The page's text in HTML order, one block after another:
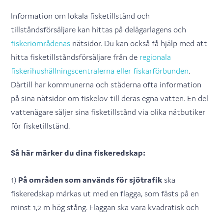
Information om lokala fisketillstånd och
tillståndsförsäljare kan hittas på delägarlagens och
fiskeriområdenas nätsidor. Du kan också få hjälp med att
hitta fisketillståndsförsäljare från de regionala
fiskerihushållningscentralerna eller fiskarförbunden.
Därtill har kommunerna och städerna ofta information
på sina nätsidor om fiskelov till deras egna vatten. En del
vattenägare säljer sina fisketillstånd via olika nätbutiker
för fisketillstånd.
Så här märker du dina fiskeredskap:
1) På områden som används för sjötrafikska
fiskeredskap märkas ut med en flagga, som fästs på en
minst 1,2 m hög stång. Flaggan ska vara kvadratisk och